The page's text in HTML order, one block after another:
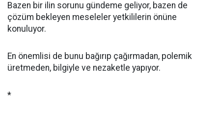
Bazen bir ilin sorunu gündeme geliyor, bazen de
çözüm bekleyen meseleler yetkililerin önüne
konuluyor.
En önemlisi de bunu bağırıp çağırmadan, polemik
üretmeden, bilgiyle ve nezaketle yapıyor.
*